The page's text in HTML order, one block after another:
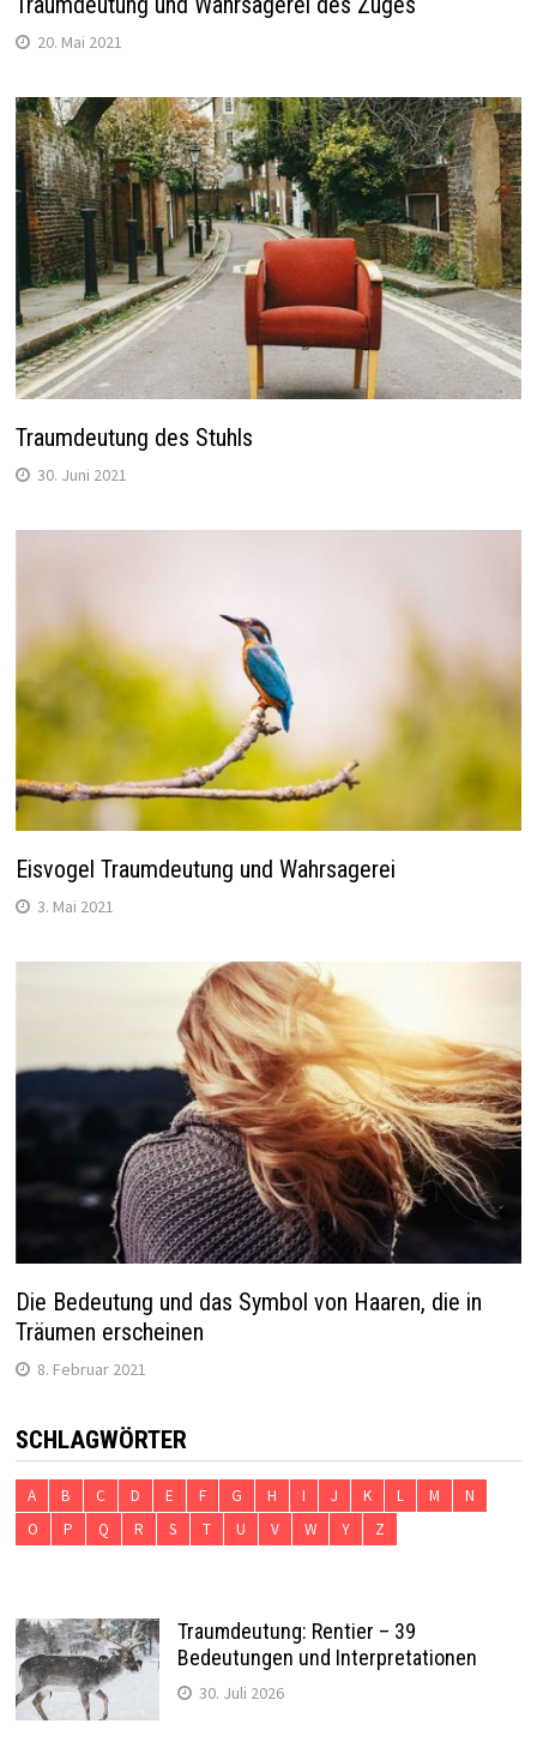
20. Mai 2021
Traumdeutung des Stuhls
30. Juni 2021
Eisvogel Traumdeutung und Wahrsagerei
3. Mai 2021
Die Bedeutung und das Symbol von Haaren, die in
Träumen erscheinen
8. Februar 2021
SCHLAGWÖRTER
A B C D E F G H I J K L M
N
O
P Q R S T U V W Y Z
Traumdeutung: Rentier – 39
Bedeutungen und Interpretationen
30. Juli 2026